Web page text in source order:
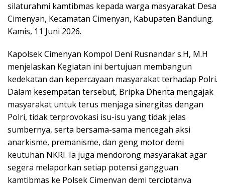
silaturahmi kamtibmas kepada warga masyarakat Desa
Cimenyan, Kecamatan Cimenyan, Kabupaten Bandung.
Kamis, 11 Juni 2026.
Kapolsek Cimenyan Kompol Deni Rusnandar s.H, M.H
menjelaskan Kegiatan ini bertujuan membangun
kedekatan dan kepercayaan masyarakat terhadap Polri.
Dalam kesempatan tersebut, Bripka Dhenta mengajak
masyarakat untuk terus menjaga sinergitas dengan
Polri, tidak terprovokasi isu-isu yang tidak jelas
sumbernya, serta bersama-sama mencegah aksi
anarkisme, premanisme, dan geng motor demi
keutuhan NKRI. Ia juga mendorong masyarakat agar
segera melaporkan setiap potensi gangguan
kamtibmas ke Polsek Cimenyan demi terciptanya